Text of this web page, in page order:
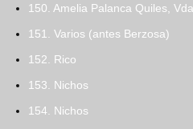
150. Amelia Palanca Quiles,
151. Varios (antes Berzosa)
152. Rico
153. Nichos
154. Nichos